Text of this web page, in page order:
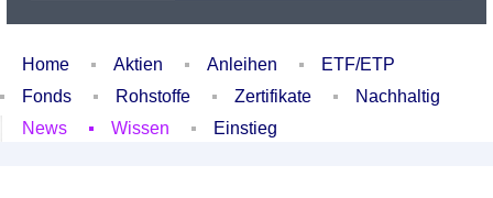
Home Aktien Anleihen
ETF/ETP
Fonds
Rohstoffe Zertifikate
Nachhaltig
News
Wissen Einstieg